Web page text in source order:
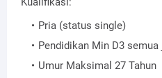
Pria (status single)
Pendidikan Min D3 semua
Umur Maksimal 27 Tahun